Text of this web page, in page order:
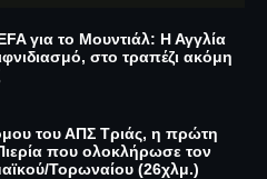
για το Μουντιάλ: Η Αγγλία
στο τραπέζι ακόμη
του ΑΠΣ Τριάς, η πρώτη
που ολοκλήρωσε τον
Τορωναίου (26χλμ.)